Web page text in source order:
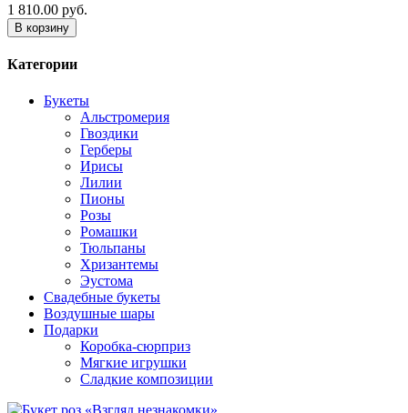
1 810.00 руб.
В корзину
Категории
Букеты
Альстромерия
Гвоздики
Герберы
Ирисы
Лилии
Пионы
Розы
Ромашки
Тюльпаны
Хризантемы
Эустома
Свадебные букеты
Воздушные шары
Подарки
Коробка-сюрприз
Мягкие игрушки
Сладкие композиции